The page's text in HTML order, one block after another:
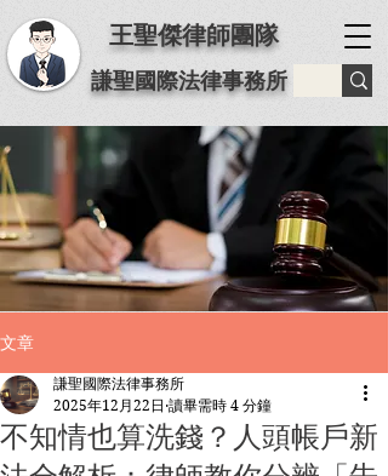
王聖傑律師團隊
謙聖國際法律事務所
文章
不知情也算洗錢？人頭帳戶新
謙聖國際法律事務所
2025年12月22日 讀畢需時 4 分鐘